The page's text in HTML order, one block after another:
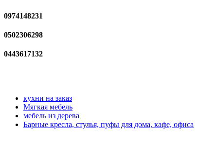
0974148231
0502306298
0443617132
кухни на заказ
Мягкая мебель
мебель из дерева
Барные кресла, стулья, пуфы для дома, кафе, офиса